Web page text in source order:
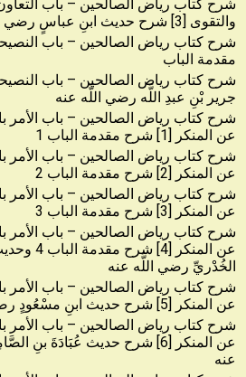
شرح كتاب رياض الصالحين – باب
والتقوى [3] شرح حديث ابنِ عباسٍ رضي اللَّه عنهما
مقدمة الباب
جرير بْنِ عبدِ اللَّه رضي اللَّه عنه
شرح كتاب رياض الصالحين – باب الأمر
عن المنكر [1] شرح مقدمة الباب 1
شرح كتاب رياض الصالحين – باب الأمر
عن المنكر [2] شرح مقدمة الباب 2
شرح كتاب رياض الصالحين – باب الأمر
عن المنكر [3] شرح مقدمة الباب 3
شرح كتاب رياض الصالحين – باب الأمر
عن المنكر [4]
الخُدْريِّ رضي اللَّه عنه
شرح كتاب رياض الصالحين – باب الأمر
عن المنكر [5] شرح حديث ابنِ مسْعُودٍ رضي اللَّه عنه
شرح كتاب رياض الصالحين – باب الأمر
عن المنكر [6] شرح حديث عُبَادَةَ بنِ
عنه